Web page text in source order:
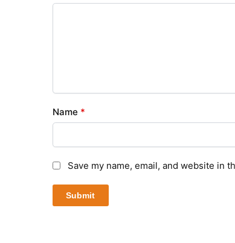
Name *
Save my name, email, and website in